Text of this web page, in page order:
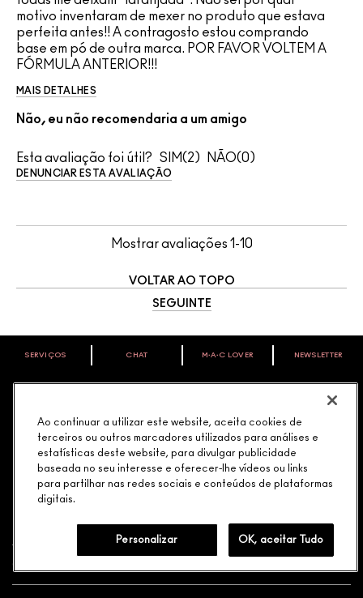
motivo inventaram de mexer no produto que estava
perfeita antes!! A contragosto estou comprando
base em pó de outra marca. POR FAVOR VOLTEM A
FÓRMULA ANTERIOR!!!
MAIS DETALHES
Não, eu não recomendaria a um amigo
Esta avaliação foi útil? 2 0
DENUNCIAR ESTA AVALIAÇÃO
Mostrar avaliações 1-10
VOLTAR AO TOPO
SEGUINTE
VOCÊ É M·A·C LOVER?
começando com 10% de desconto na sua próxima compra.
JUNTE-SE AOS M·A·C LOVERS
SERVIÇOS CHAT M∙A∙C LOVER NEWSLETTER
PRECISA DE AJUDA?
LIGUE (11) 3716-1661
COMPRAS
Ao continuar a utilizar este website, aceita cookies de
terceiros ou outros marcadores utilizados para análises e
estatísticas deste website, para divulgar publicidade
baseada no seu interesse e oferecer-lhe vídeos ou links
para partilhar nas redes sociais e conteúdos de plataformas
digitais.
Personalizar OK, aceitar Tudo